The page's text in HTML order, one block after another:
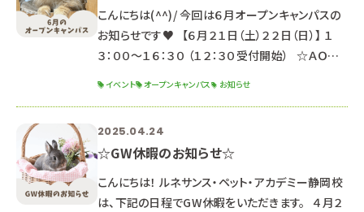
ん。 まだお持ちでない方は是非GETしてね☆
▶▶資料請求
こんにちは(^^)/ 今回は６月オープンキャンパスの
お知らせです♥ 【６月２１日（土）２２日（日）】 １
３：００～１６：３０ （１２：３０受付開始） ☆ＡＯ入
☆ポイント☆ ☑ＡＯ入試対策講座開催！ ＡＯ入試
受験検討中の方におすすめ♪ ☑初めてオープン
キャンパスに参加する方も安心♪ 学科説明＋体験
授業で進路研究もばっち
イベント オープンキャンパス お知らせ
2025.04.24
☆GW休暇のお知らせ☆
こんにちは！ ルネサンス・ペット・アカデミー静岡校
は、下記の日程でGW休暇をいただきます。 ４月２